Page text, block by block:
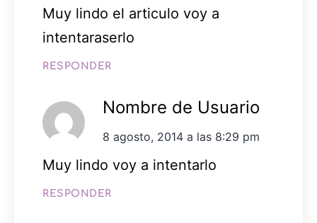
Muy lindo el articulo voy a
intentaraserlo
RESPONDER
Nombre de Usuario
8 agosto, 2014 a las 8:29 pm
Muy lindo voy a intentarlo
RESPONDER